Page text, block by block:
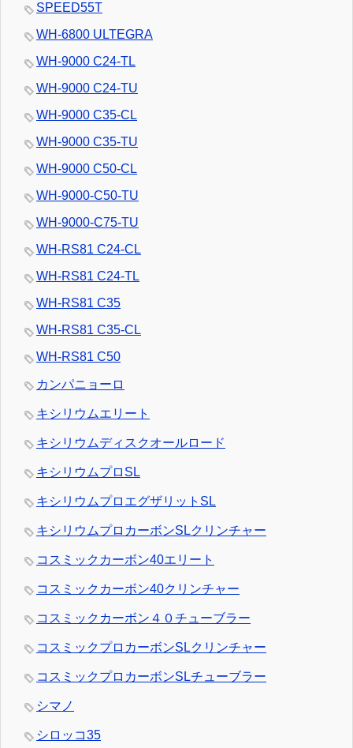
SPEED55T
WH-6800 ULTEGRA
WH-9000 C24-TL
WH-9000 C24-TU
WH-9000 C35-CL
WH-9000 C35-TU
WH-9000 C50-CL
WH-9000-C50-TU
WH-9000-C75-TU
WH-RS81 C24-CL
WH-RS81 C24-TL
WH-RS81 C35
WH-RS81 C35-CL
WH-RS81 C50
カンパニョーロ
キシリウムエリート
キシリウムディスクオールロード
キシリウムプロSL
キシリウムプロエグザリットSL
キシリウムプロカーボンSLクリンチャー
コスミックカーボン40エリート
コスミックカーボン40クリンチャー
コスミックカーボン４０チューブラー
コスミックプロカーボンSLクリンチャー
コスミックプロカーボンSLチューブラー
シマノ
シロッコ35